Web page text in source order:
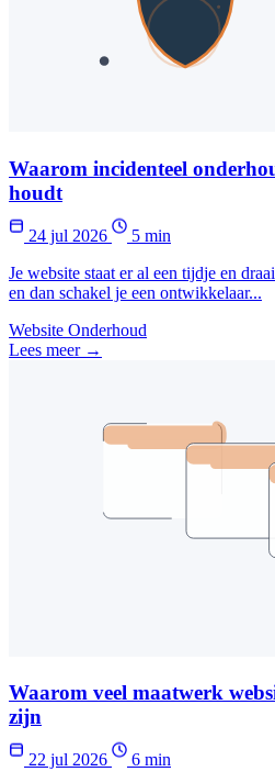
Waarom incidenteel
houdt
24 jul 2026
5 min
Je website staat er al een tijdje en
en dan schakel je een ontwikkelaar...
Website Onderhoud
Lees meer →
Waarom veel maatwerk
zijn
22 jul 2026
6 min